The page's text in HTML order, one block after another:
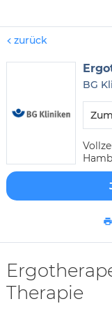
zurück
BG
Therapie